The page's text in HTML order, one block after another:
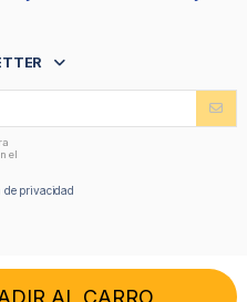
AL CARRO
el
de privacidad